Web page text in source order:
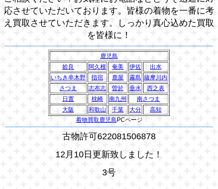
応させていただいております。皆様の着物を一番に考
え買取させていただきます。しっかり真心込めた買取
を皆様に！
鹿児島
姶良
阿久根 奄美 伊佐
出水
いちき串木野
指宿 鹿屋 霧島 薩摩川内
さつま
志布志 曽於 垂水
西之表
日置
枕崎 南九州
南さつま
大阪
和歌山 千葉 大分
高知
着物買取鹿児島 PCページ
古物許可622081506878
12月10日更新致しました！
3号